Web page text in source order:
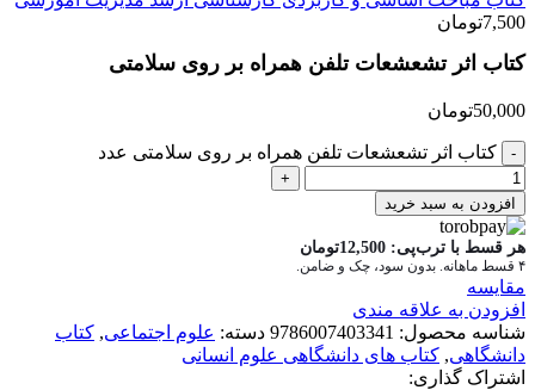
7,500تومان
کتاب اثر تشعشعات تلفن همراه بر روی سلامتی
50,000تومان
کتاب اثر تشعشعات تلفن همراه بر روی سلامتی عدد
افزودن به سبد خرید
هر قسط با ترب‌پی: 12,500تومان
۴ قسط ماهانه. بدون سود، چک و ضامن.
مقايسه
افزودن به علاقه مندی
شناسه محصول: 9786007403341 دسته: علوم اجتماعی, کتاب
دانشگاهی, کتاب های دانشگاهی علوم انسانی
اشتراک گذاری: